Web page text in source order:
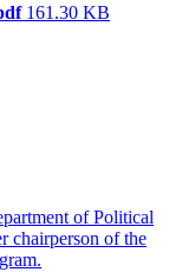
161.30 KB
of Political
chairperson of the